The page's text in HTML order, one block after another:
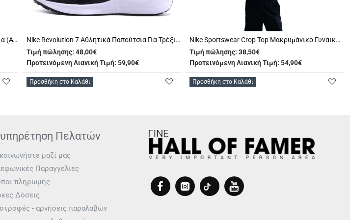
Lasting Atala Μπλούζα Ισοθερμική Γυναικεία (ATALA 9090)
Nike Revolution 7 Αθλητικά Παπούτσια Για Τρέξιμο (FB7689 003)
Τιμή πώλησης: 48,00€
Προτεινόμενη Λιανική Τιμή: 59,90€
Προσθήκη στο Καλάθι
Nike Sportswear Crop Top Μακρυμάνικο Γυναικείο (HF9507 010)
Τιμή πώλησης: 38,50€
Προτεινόμενη Λιανική Τιμή: 54,90€
Προσθήκη στο Καλάθι
Πελατών
μαζί μας
Παραγγελίες
πληρωμής
Δόσεις
- αρνήσεις παραλαβών